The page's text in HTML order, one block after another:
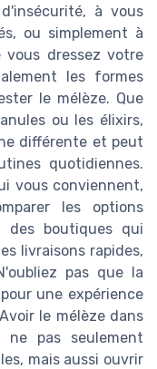
à vous
ou simplement à
dressez votre
les formes
le mélèze. Que
ou les élixirs,
différente et peut
quotidiennes.
vous conviennent,
les options
des boutiques qui
livraisons rapides,
pas que la
une expérience
le mélèze dans
pas seulement
mais aussi ouvrir